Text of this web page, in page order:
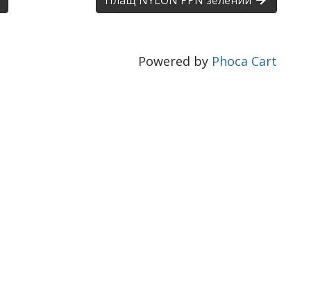
Powered by Phoca Cart